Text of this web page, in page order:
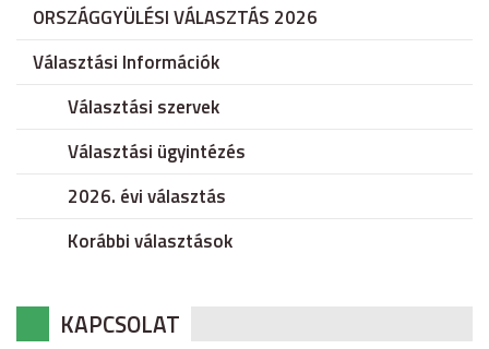
ORSZÁGGYÜLÉSI VÁLASZTÁS 2026
Választási Információk
Választási szervek
Választási ügyintézés
2026. évi választás
Korábbi választások
KAPCSOLAT